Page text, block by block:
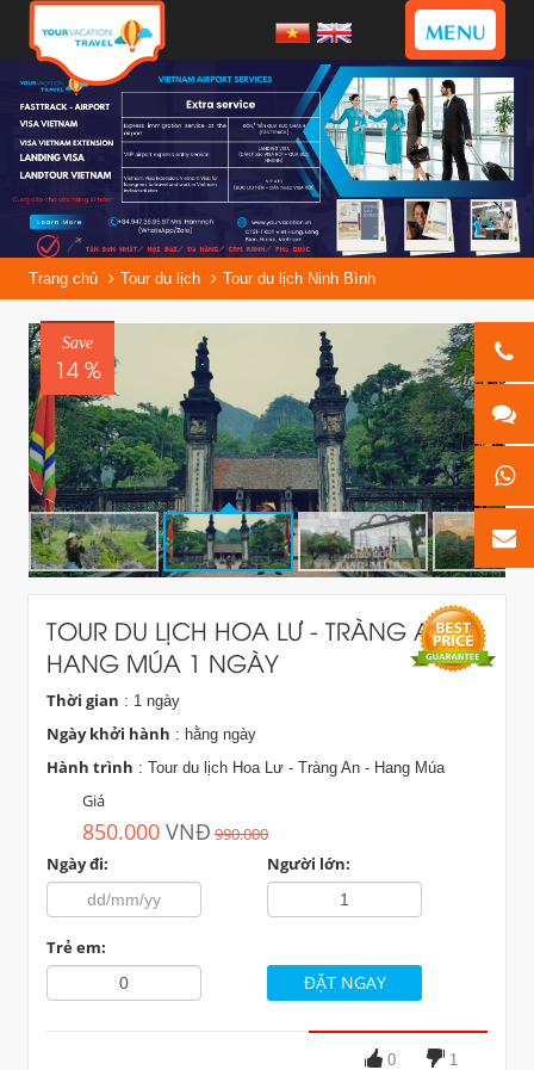
MENU
Trang chủ Tour du lịch Tour du lịch Ninh Bình
Save
14 %
TOUR DU LỊCH HOA LƯ - TRÀNG AN -
HANG MÚA 1 NGÀY
Thời gian : 1 ngày
Ngày khởi hành : hằng ngày
Hành trình : Tour du lịch Hoa Lư - Tràng An - Hang Múa
Giá
850.000 VNĐ 990.000
Ngày đi:
Người lớn:
Trẻ em:
1
0